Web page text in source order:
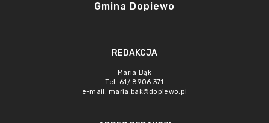
Gmina Dopiewo
REDAKCJA
Maria Bąk
Tel. 61/ 8906 371
e-mail: maria.bak@dopiewo.pl